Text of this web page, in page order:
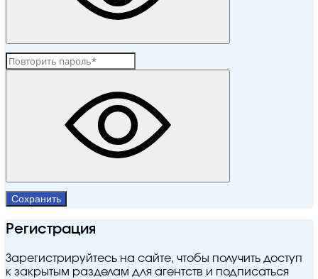
Сохранить
Регистрация
Зарегистрируйтесь на сайте, чтобы получить доступ
к закрытым разделам для агентств и подписаться